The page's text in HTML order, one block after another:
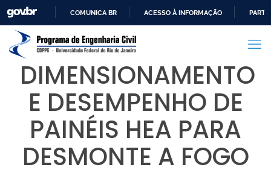
PARA
CONTEÚDO
COMUNICA BR ACESSO À INFORMAÇÃO
DIMENSIONAMENTO
E DESEMPENHO DE
PAINÉIS HEA PARA
DESMONTE A FOGO